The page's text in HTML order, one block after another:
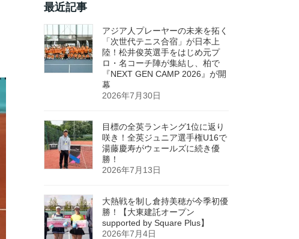
最近記事
アジア人プレーヤーの未来を拓く
「次世代テニス合宿」が日本上
陸！松井俊英選手をはじめ元プ
ロ・名コーチ陣が集結し、柏で
『NEXT GEN CAMP 2026』が開
幕
2026年7月30日
目標の全英ランキング1位に返り
咲き！全英ジュニア選手権U16で
湯藤慶寿がウェールズに続き優
勝！
2026年7月13日
大熱戦を制し倉持美穂が今季初優
勝！【大東建託オープン
supported by Square Plus】
2026年7月4日